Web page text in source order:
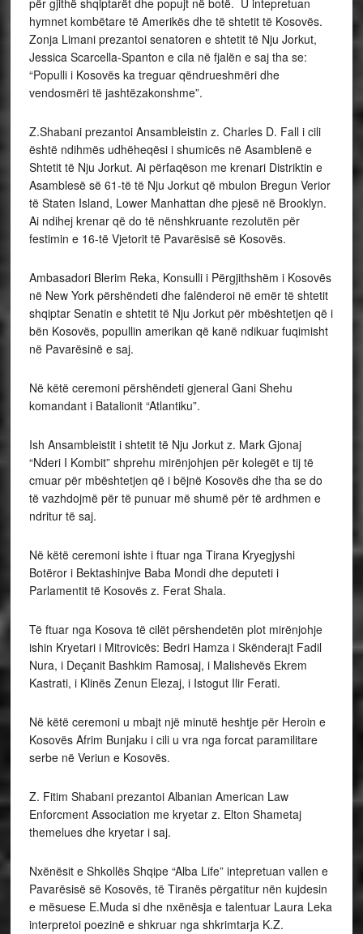
për gjithë shqiptarët dhe popujt në botë. U intepretuan
hymnet kombëtare të Amerikës dhe të shtetit të Kosovës.
Zonja Limani prezantoi senatoren e shtetit të Nju Jorkut,
Jessica Scarcella-Spanton e cila në fjalën e saj tha se:
“Populli i Kosovës ka treguar qëndrueshmëri dhe
vendosmëri të jashtëzakonshme”.
Z.Shabani prezantoi Ansambleistin z. Charles D. Fall i cili
është ndihmës udhëheqësi i shumicës në Asamblenë e
Shtetit të Nju Jorkut. Ai përfaqëson me krenari Distriktin e
Asamblesë së 61-të të Nju Jorkut që mbulon Bregun Verior
të Staten Island, Lower Manhattan dhe pjesë në Brooklyn.
Ai ndihej krenar që do të nënshkruante rezolutën për
festimin e 16-të Vjetorit të Pavarësisë së Kosovës.
Ambasadori Blerim Reka, Konsulli i Përgjithshëm i Kosovës
në New York përshëndeti dhe falënderoi në emër të shtetit
shqiptar Senatin e shtetit të Nju Jorkut për mbështetjen që i
bën Kosovës, popullin amerikan që kanë ndikuar fuqimisht
në Pavarësinë e saj.
Në këtë ceremoni përshëndeti gjeneral Gani Shehu
komandant i Batalionit “Atlantiku”.
Ish Ansambleistit i shtetit të Nju Jorkut z. Mark Gjonaj
“Nderi I Kombit” shprehu mirënjohjen për kolegët e tij të
cmuar për mbështetjen që i bëjnë Kosovës dhe tha se do
të vazhdojmë për të punuar më shumë për të ardhmen e
ndritur të saj.
Në këtë ceremoni ishte i ftuar nga Tirana Kryegjyshi
Botëror i Bektashinjve Baba Mondi dhe deputeti i
Parlamentit të Kosovës z. Ferat Shala.
Të ftuar nga Kosova të cilët përshendetën plot mirënjohje
ishin Kryetari i Mitrovicës: Bedri Hamza i Skënderajt Fadil
Nura, i Deçanit Bashkim Ramosaj, i Malishevës Ekrem
Kastrati, i Klinës Zenun Elezaj, i Istogut Ilir Ferati.
Në këtë ceremoni u mbajt një minutë heshtje për Heroin e
Kosovës Afrim Bunjaku i cili u vra nga forcat paramilitare
serbe në Veriun e Kosovës.
Z. Fitim Shabani prezantoi Albanian American Law
Enforcment Association me kryetar z. Elton Shametaj
themelues dhe kryetar i saj.
Nxënësit e Shkollës Shqipe “Alba Life” intepretuan vallen e
Pavarësisë së Kosovës, të Tiranës përgatitur nën kujdesin
e mësuese E.Muda si dhe nxënësja e talentuar Laura Leka
interpretoi poezinë e shkruar nga shkrimtarja K.Z.